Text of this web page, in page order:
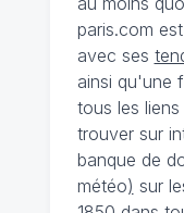
paris.com
avec ses
ainsi qu'une
tous les
trouver sur
banque de
météo) sur